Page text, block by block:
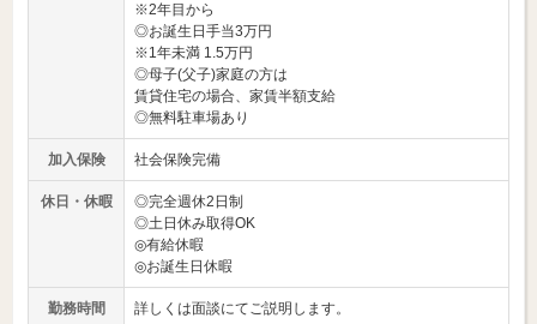
※2年目から
◎お誕生日手当3万円
※1年未満 1.5万円
◎母子(父子)家庭の方は
賃貸住宅の場合、家賃半額支給
◎無料駐車場あり
加入保険 社会保険完備
休日・休暇
◎完全週休2日制
◎土日休み取得OK
◎有給休暇
◎お誕生日休暇
勤務時間 詳しくは面談にてご説明します。